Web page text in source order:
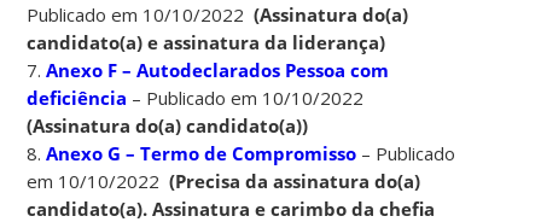
Publicado em 10/10/2022(Assinatura do(a)
candidato(a) e assinatura da liderança)
7.Anexo F – Autodeclarados Pessoa com
deficiência – Publicado em 10/10/2022
(Assinatura do(a) candidato(a))
8.Anexo G – Termo de Compromisso – Publicado
em 10/10/2022(Precisa da assinatura do(a)
candidato(a). Assinatura e carimbo da chefia